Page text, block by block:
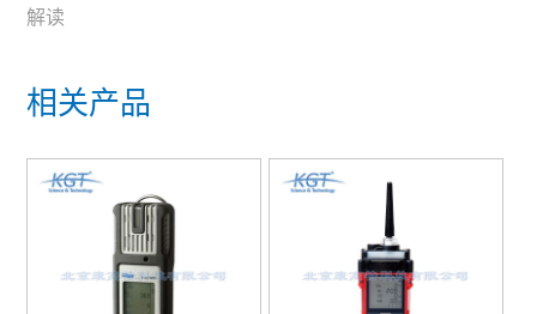
解读
相关产品